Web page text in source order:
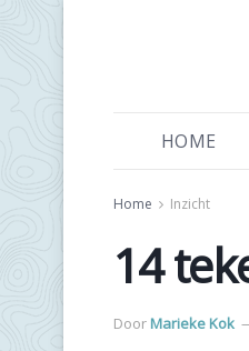
HOME
Home Inzicht
14
DoorMarieke Kok